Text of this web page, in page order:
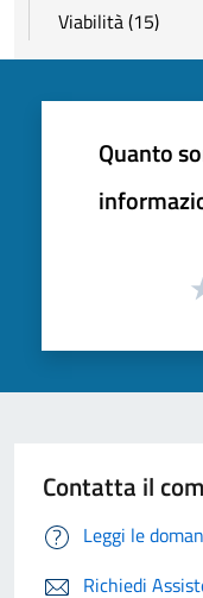
Viabilità (15)
Quanto
Contatta il
Leggi le
Richiedi